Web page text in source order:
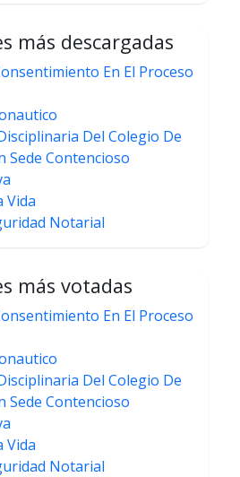
más descargadas
En El Proceso
Del Colegio De
Sede Contencioso
Vida
Notarial
más votadas
En El Proceso
Del Colegio De
Sede Contencioso
Vida
Notarial